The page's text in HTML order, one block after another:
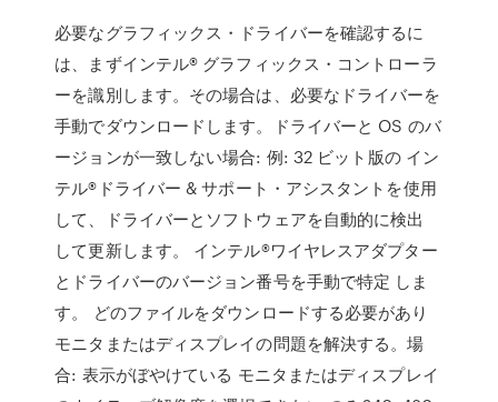
必要なグラフィックス・ドライバーを確認するに
は、まずインテル® グラフィックス・コントローラ
ーを識別します。その場合は、必要なドライバーを
手動でダウンロードします。ドライバーと OS のバ
ージョンが一致しない場合: 例: 32 ビット版の イン
テル®ドライバー & サポート・アシスタントを使用
して、ドライバーとソフトウェアを自動的に検出
して更新します。 インテル®ワイヤレスアダプター
とドライバーのバージョン番号を手動で特定 しま
す。 どのファイルをダウンロードする必要があり
モニタまたはディスプレイの問題を解決する。場
合: 表示がぼやけている モニタまたはディスプレイ